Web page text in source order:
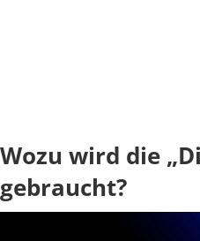
Wozu wird die
gebraucht?